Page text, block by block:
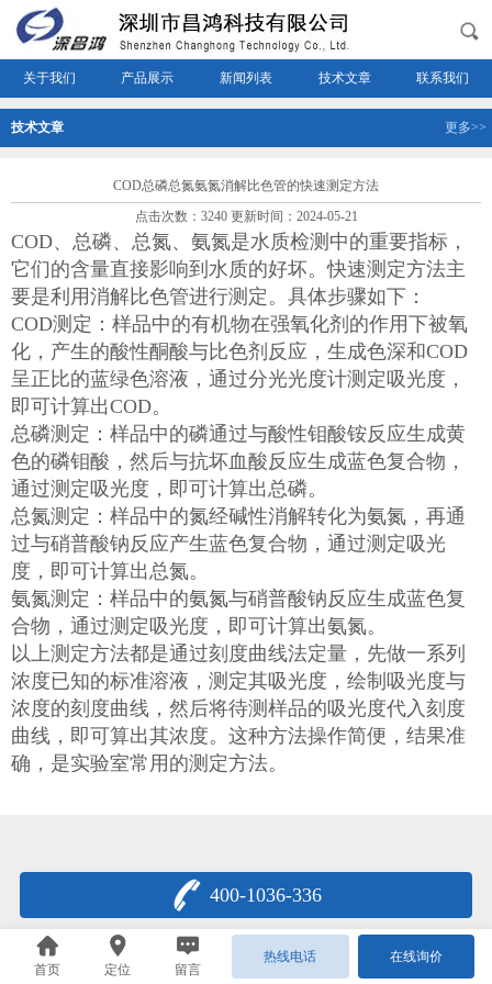
关于我们 产品展示 新闻列表 技术文章 联系我们
技术文章 更多>>
COD总磷总氮氨氮消解比色管的快速测定方法
点击次数：3240 更新时间：2024-05-21
COD、总磷、总氮、氨氮是水质检测中的重要指标，
它们的含量直接影响到水质的好坏。快速测定方法主
要是利用消解比色管进行测定。具体步骤如下：
COD测定：样品中的有机物在强氧化剂的作用下被氧
化，产生的酸性酮酸与比色剂反应，生成色深和COD
呈正比的蓝绿色溶液，通过分光光度计测定吸光度，
即可计算出COD。
总磷测定：样品中的磷通过与酸性钼酸铵反应生成黄
色的磷钼酸，然后与抗坏血酸反应生成蓝色复合物，
通过测定吸光度，即可计算出总磷。
总氮测定：样品中的氮经碱性消解转化为氨氮，再通
过与硝普酸钠反应产生蓝色复合物，通过测定吸光
度，即可计算出总氮。
氨氮测定：样品中的氨氮与硝普酸钠反应生成蓝色复
合物，通过测定吸光度，即可计算出氨氮。
以上测定方法都是通过刻度曲线法定量，先做一系列
浓度已知的标准溶液，测定其吸光度，绘制吸光度与
浓度的刻度曲线，然后将待测样品的吸光度代入刻度
曲线，即可算出其浓度。这种方法操作简便，结果准
确，是实验室常用的测定方法。
400-1036-336
首页 定位 留言
热线电话 在线询价